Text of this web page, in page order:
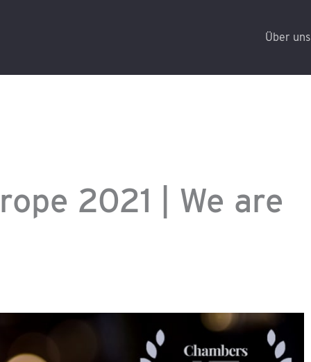
Über uns
2021 | We are